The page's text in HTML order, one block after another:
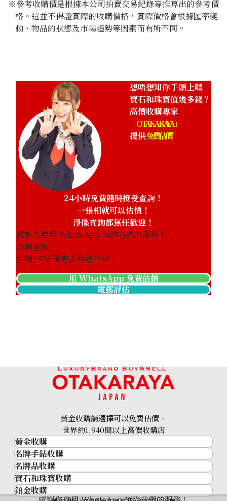
※參考收購價是根據本公司拍賣交易紀錄等推算出的參考價
格。這並不保證實際的收購價格，實際價格會根據匯率變
動、物品的狀態及市場趨勢等因素而有所不同。
想唔想知你手頭上嘅
寶石和珠寶值幾多錢？
高價收購專家
「OTAKARAYA」
提供免費估價
24小時免費隨時接受查詢！
一張相就可以估價！
淨係查詢都無任歡迎！
感謝您使用 WhatsApp 預約我們的服務！
收購金額
加碼35% 優惠活動進行中！
用 WhatsApp 免費估價
電郵評估
黃金收購請選擇可以免費估價、
世界約1,940間以上高價收購店
黃金收購
黃金･金條
金條
金幣及銀幣
過去十年黃金價格
名牌手錶收購
名牌手錶收購
勞力士 (Rolex)
Patek Philippe
名牌品收購
名牌品收購
HERMES
寶石和珠寶收購
寶石和珠寶
鉑金收購